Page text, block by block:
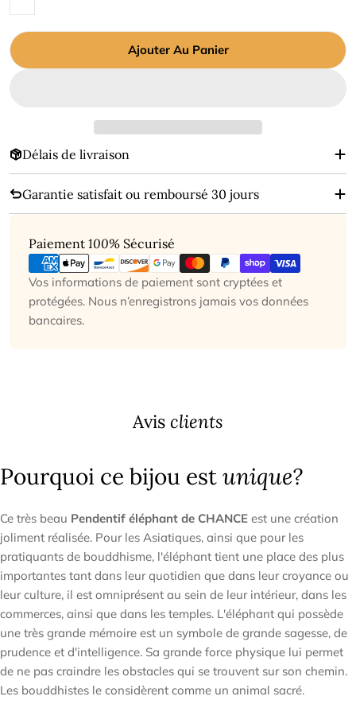
Ajouter Au Panier
Délais de livraison
Garantie satisfait ou remboursé 30 jours
Paiement 100% Sécurisé
Modes
paiement
Vos informations de paiement sont cryptées et
protégées. Nous n’enregistrons jamais vos données
bancaires.
Avis clients
Pourquoi ce bijou estunique?
Ce très beau Pendentif éléphant de CHANCE est une création
joliment réalisée. Pour les Asiatiques, ainsi que pour les
pratiquants de bouddhisme, l'éléphant tient une place des plus
importantes tant dans leur quotidien que dans leur croyance ou
leur culture, il est omniprésent au sein de leur intérieur, dans les
commerces, ainsi que dans les temples. L'éléphant qui possède
une très grande mémoire est un symbole de grande sagesse, de
prudence et d'intelligence. Sa grande force physique lui permet
de ne pas craindre les obstacles qui se trouvent sur son chemin.
Les bouddhistes le considèrent comme un animal sacré.